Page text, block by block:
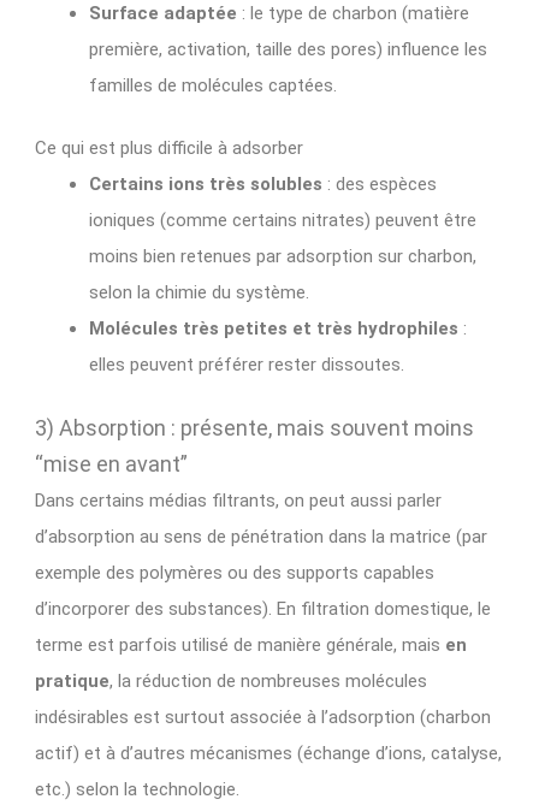
Surface adaptée : le type de charbon (matière
première, activation, taille des pores) influence les
familles de molécules captées.
Ce qui est plus difficile à adsorber
Certains ions très solubles : des espèces
ioniques (comme certains nitrates) peuvent être
moins bien retenues par adsorption sur charbon,
selon la chimie du système.
Molécules très petites et très hydrophiles :
elles peuvent préférer rester dissoutes.
3) Absorption : présente, mais souvent moins
“mise en avant”
Dans certains médias filtrants, on peut aussi parler
d’absorption au sens de pénétration dans la matrice (par
exemple des polymères ou des supports capables
d’incorporer des substances). En filtration domestique, le
terme est parfois utilisé de manière générale, mais en
pratique, la réduction de nombreuses molécules
indésirables est surtout associée à l’adsorption (charbon
actif) et à d’autres mécanismes (échange d’ions, catalyse,
etc.) selon la technologie.